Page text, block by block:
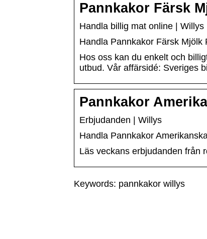
Pannkakor Färsk
Handla billig mat online | Willys
Handla Pannkakor Färsk
Hos oss kan du enkelt och
utbud. Vår affärsidé: Sveriges
Pannkakor
Erbjudanden | Willys
Handla Pannkakor
Läs veckans erbjudanden från
Keywords: pannkakor willys